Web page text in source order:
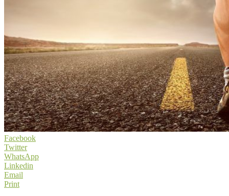
Facebook
Twitter
WhatsApp
Linkedin
Email
Print